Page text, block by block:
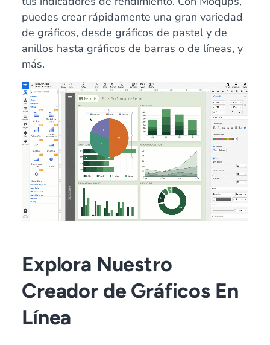
puedes crear rápidamente una gran variedad
de gráficos, desde gráficos de pastel y de
anillos hasta gráficos de barras o de líneas, y
más.
Explora Nuestro
Creador de Gráficos En
Línea